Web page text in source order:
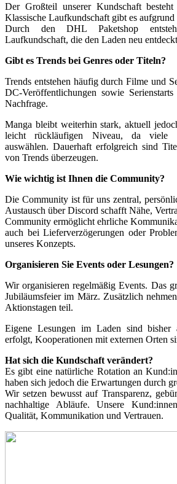
Der Großteil unserer Kundschaft besteht
Klassische Laufkundschaft gibt es
Durch den DHL Paketshop
Laufkundschaft, die den Laden neu
Gibt es Trends bei Genres oder Titeln?
Trends entstehen häufig durch Filme und
DC-Veröffentlichungen sowie
Nachfrage.
Manga bleibt weiterhin stark, aktuell
leicht rückläufigen Niveau, da viele
auswählen. Dauerhaft erfolgreich sind
von Trends überzeugen.
Wie wichtig ist Ihnen die Community?
Die Community ist für uns zentral,
Austausch über Discord schafft Nähe,
Community ermöglicht ehrliche
auch bei Lieferverzögerungen oder
unseres Konzepts.
Organisieren Sie Events oder Lesungen?
Wir organisieren regelmäßig Events. Das
Jubiläumsfeier im März. Zusätzlich
Aktionstagen teil.
Eigene Lesungen im Laden sind bisher
erfolgt, Kooperationen mit externen Orten
Hat sich die Kundschaft verändert?
Es gibt eine natürliche Rotation an
haben sich jedoch die Erwartungen durch
Wir setzen bewusst auf Transparenz,
nachhaltige Abläufe. Unsere
Qualität, Kommunikation und Vertrauen.